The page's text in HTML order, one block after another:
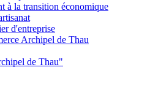
à la transition économique
d'entreprise
Archipel de Thau
de Thau"